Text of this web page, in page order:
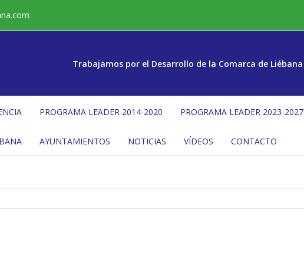
Trabajamos por el Desarrollo de la Comarca de Liébana
PROGRAMA LEADER 2014-2020 PROGRAMA LEADER 2023-2027
AYUNTAMIENTOS NOTICIAS VÍDEOS CONTACTO